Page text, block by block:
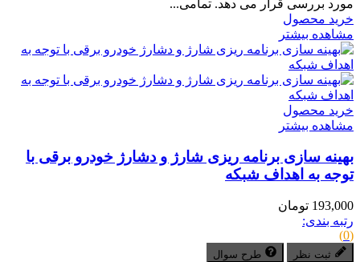
مورد بررسی قرار می دهد. تمامی...
خرید محصول
مشاهده بیشتر
خرید محصول
مشاهده بیشتر
بهینه سازی برنامه ریزی شارژ و دشارژ خودرو برقی با
توجه به اهداف شبکه
193,000 تومان
رتبه بندی:
(0)
ثبت نظر طرح سوال